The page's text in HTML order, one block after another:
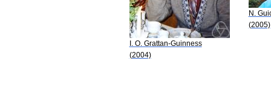
I. O. Grattan-Guinness
(2004)
N.
(2005)